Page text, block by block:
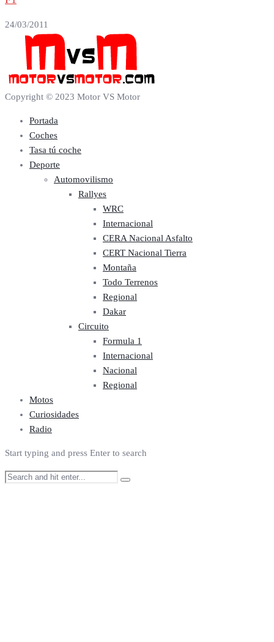
24/03/2011
Copyright © 2023 Motor VS Motor
Portada
Coches
Tasa tú coche
Deporte
Automovilismo
Rallyes
WRC
Internacional
CERA Nacional Asfalto
CERT Nacional Tierra
Montaña
Todo Terrenos
Regional
Dakar
Circuito
Formula 1
Internacional
Nacional
Regional
Motos
Curiosidades
Radio
Start typing and press Enter to search